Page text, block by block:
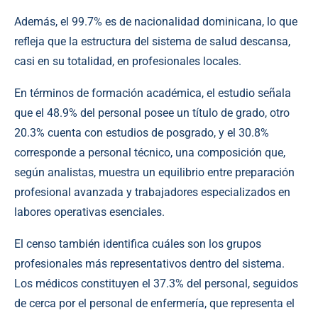
Además, el 99.7% es de nacionalidad dominicana, lo que
refleja que la estructura del sistema de salud descansa,
casi en su totalidad, en profesionales locales.
En términos de formación académica, el estudio señala
que el 48.9% del personal posee un título de grado, otro
20.3% cuenta con estudios de posgrado, y el 30.8%
corresponde a personal técnico, una composición que,
según analistas, muestra un equilibrio entre preparación
profesional avanzada y trabajadores especializados en
labores operativas esenciales.
El censo también identifica cuáles son los grupos
profesionales más representativos dentro del sistema.
Los médicos constituyen el 37.3% del personal, seguidos
de cerca por el personal de enfermería, que representa el